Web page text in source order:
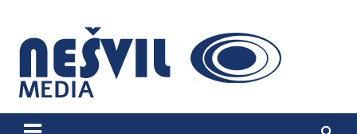
content
Nešvil Media Bogatić